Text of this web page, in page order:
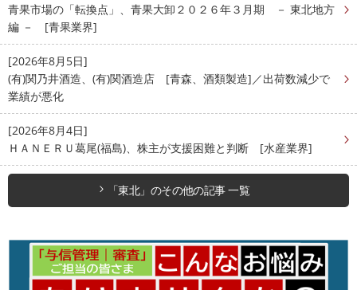
青果市場の「転換点」、青果大卸２０２６年３月期 － 東北地方
編 － [青果業界]
[2026年8月5日]
(有)関乃井酒造、(有)関酒造店 [青森、酒類製造]／出荷数減少で
業績が悪化
[2026年8月4日]
ＨＡＮＥＲＵ葛尾(福島)、株主が支援困難と判断 [水産業界]
「東北」のその他の記事 一覧